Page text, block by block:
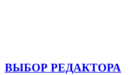
ВЫБОР РЕДАКТОРА